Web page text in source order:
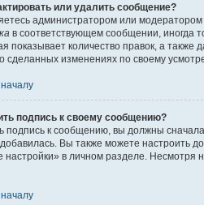
или удалить сообщение?
администратором или
в соответствующем сообщении, иногда
показывает количество правок, а
сделанных изменениях по своему
подпись к своему сообщению?
подпись к сообщению, вы должны
Вы также можете настроить
настройки» в личном разделе.